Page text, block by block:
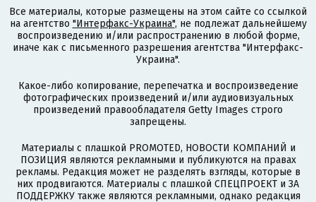
Все материалы, которые размещены на этом сайте со ссылкой
на агентство "Интерфакс-Украина", не подлежат дальнейшему
воспроизведению и/или распространению в любой форме,
иначе как с письменного разрешения агентства "Интерфакс-
Украина".
Какое-либо копирование, перепечатка и воспроизведение
фотографических произведений и/или аудиовизуальных
произведений правообладателя Getty Images строго
запрещены.
Материалы с плашкой PROMOTED, НОВОСТИ КОМПАНИЙ и
ПОЗИЦИЯ являются рекламными и публикуются на правах
рекламы. Редакция может не разделять взгляды, которые в
них продвигаются. Материалы с плашкой СПЕЦПРОЕКТ и ЗА
ПОДДЕРЖКУ также являются рекламными, однако редакция